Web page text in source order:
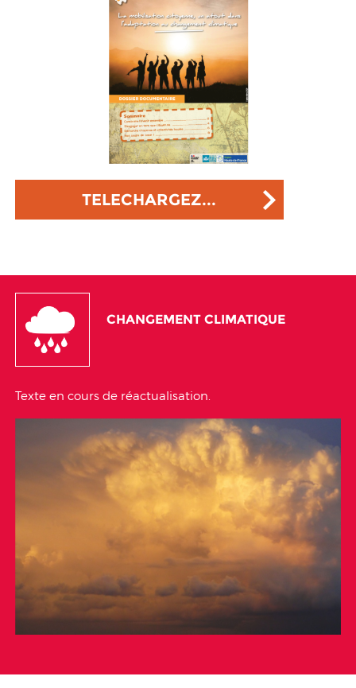
TELECHARGEZ...
CHANGEMENT CLIMATIQUE
Texte en cours de réactualisation.